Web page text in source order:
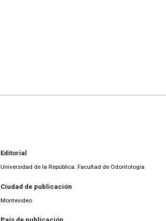
Editorial
Universidad de la República. Facultad de Odontología
Ciudad de publicación
Montevideo